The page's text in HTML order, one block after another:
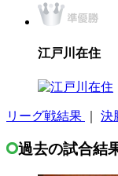
江戸川在住
リーグ戦結果 決
過去の試合結